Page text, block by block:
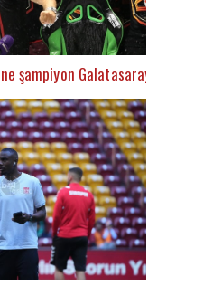
şampiyon Galatasaray’ı